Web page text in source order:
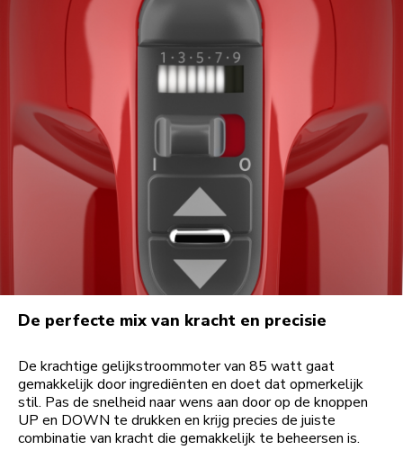
De perfecte mix van kracht en precisie
De krachtige gelijkstroommoter van 85 watt gaat
gemakkelijk door ingrediënten en doet dat opmerkelijk
stil. Pas de snelheid naar wens aan door op de knoppen
UP en DOWN te drukken en krijg precies de juiste
combinatie van kracht die gemakkelijk te beheersen is.